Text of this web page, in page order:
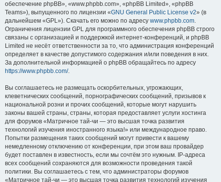
обеспечение phpBB», «www.phpbb.com», «phpBB Limited», «phpBB
Teams»), выпущенного по лицензии «GNU General Public License v2» (в
дальнейшем «GPL»). Скачать его можно по адресу www.phpbb.com.
Ограничения лицензии GPL для программного обеспечения phpBB строго
связаны с организацией и поддержкой интернет-конференций, и phpBB
Limited не несёт ответственности за то, что администрация конференций
определяет в качестве допустимого содержания и/или поведения в них.
За дополнительной информацией о phpBB обращайтесь по адресу
https://www.phpbb.com/.
Вы соглашаетесь не размещать оскорбительных, угрожающих,
клеветнических сообщений, порнографических сообщений, призывов к
национальной розни и прочих сообщений, которые могут нарушить
законы вашей страны, страны, которая предоставляет услуги хостинга
для форумов «Матричное тай-чи — это высшая точка развития
технологий изучения иностранного языка!» или международное право.
Попытки размещения таких сообщений могут привести к вашему
немедленному отключению от конференции, при этом ваш провайдер
будет поставлен в известность, если мы сочтём это нужным. IP-адреса
всех сообщений сохраняются для возможности проведения такой
политики. Вы соглашаетесь с тем, что администраторы форумов
«Матричное тай-чи — это высшая точка развития технологий изучения